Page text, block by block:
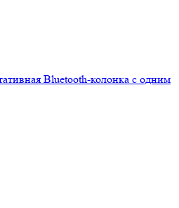
Bluetooth-колонка c одним